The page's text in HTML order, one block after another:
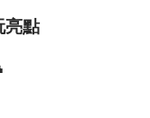
亮點